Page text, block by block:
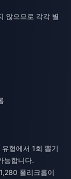
않으므로 각각 별
형에서 1회 뽑기
능합니다.
폴리크롬이